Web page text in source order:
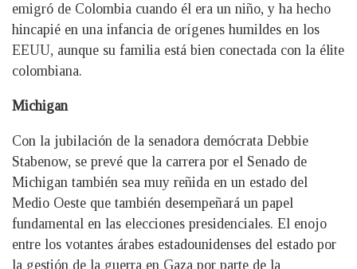
emigró de Colombia cuando él era un niño, y ha hecho
hincapié en una infancia de orígenes humildes en los
EEUU, aunque su familia está bien conectada con la élite
colombiana.
Michigan
Con la jubilación de la senadora demócrata Debbie
Stabenow, se prevé que la carrera por el Senado de
Michigan también sea muy reñida en un estado del
Medio Oeste que también desempeñará un papel
fundamental en las elecciones presidenciales. El enojo
entre los votantes árabes estadounidenses del estado por
la gestión de la guerra en Gaza por parte de la